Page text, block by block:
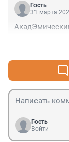
Гость
31 марта
Гость
Войти